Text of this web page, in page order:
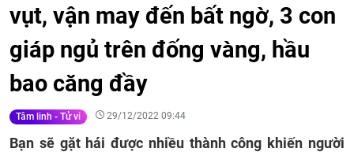
vụt, vận may đến bất ngờ, 3 con
giáp ngủ trên đống vàng, hầu
bao căng đầy
Tâm linh - Tử vi 29/12/2022 09:44
Bạn sẽ gặt hái được nhiều thành công khiến người